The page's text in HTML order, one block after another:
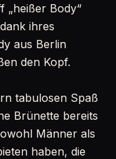
„heißer Body“
ihres
aus Berlin
den Kopf.
tabulosen Spaß
Brünette bereits
Männer als
haben, die